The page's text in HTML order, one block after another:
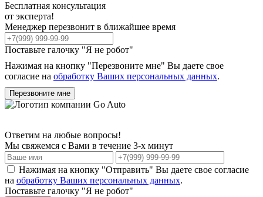
Бесплатная консультация
от эксперта!
Менеджер перезвонит в ближайшее время
Поставьте галочку "Я не робот"
Нажимая на кнопку "Перезвоните мне" Вы даете свое
согласие на обработку Ваших персональных данных.
Перезвоните мне
Ответим на любые вопросы!
Мы свяжемся с Вами в течение 3-х минут
Нажимая на кнопку "Отправить" Вы даете свое согласие
на обработку Ваших персональных данных.
Поставьте галочку "Я не робот"